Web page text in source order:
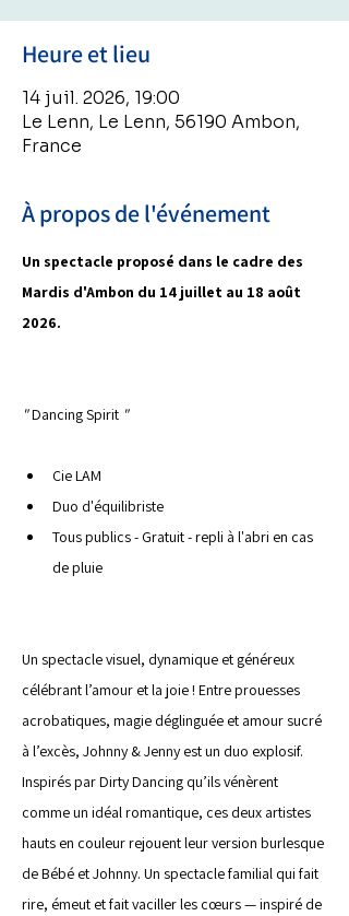
Heure et lieu
14 juil. 2026, 19:00
Le Lenn, Le Lenn, 56190 Ambon,
France
À propos de l'événement
Un spectacle proposé dans le cadre des
Mardis d'Ambon du 14 juillet au 18 août
2026.
" Dancing Spirit "
Cie LAM
Duo d'équilibriste
Tous publics - Gratuit - repli à l'abri en cas
de pluie
Un spectacle visuel, dynamique et généreux
célébrant l’amour et la joie ! Entre prouesses
acrobatiques, magie déglinguée et amour sucré
à l’excès, Johnny & Jenny est un duo explosif.
Inspirés par Dirty Dancing qu’ils vénèrent
comme un idéal romantique, ces deux artistes
hauts en couleur rejouent leur version burlesque
de Bébé et Johnny. Un spectacle familial qui fait
rire, émeut et fait vaciller les cœurs — inspiré de